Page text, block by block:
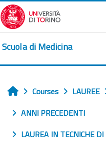
Skip to main content
Scuola di Medicina
Home
Courses LAUREE
ANNI PRECEDENTI
LAUREA IN TECNICHE